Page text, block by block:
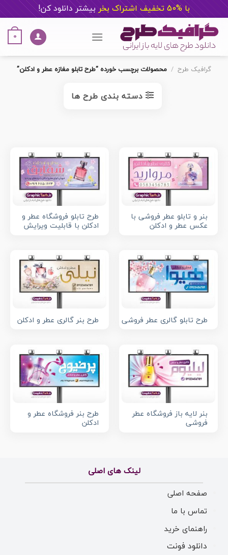
با %50 تخفیف اشتراک بخر بیشتر دانلود کن!
content
0
گرافیک طرح / محصولات برچسب خورده “طرح تابلو مغازه عطر و ادکلن”
دسته بندی طرح ها
بنر و تابلو عطر فروشی با
عکس عطر و ادکلن
طرح تابلو فروشگاه عطر و
ادکلن با قابلیت ویرایش
طرح تابلو گالری عطر فروشی طرح بنر گالری عطر و ادکلن
بنر لایه باز فروشگاه عطر
فروشی
طرح بنر فروشگاه عطر و
ادکلن
لینک های اصلی
صفحه اصلی
تماس با ما
راهنمای خرید
دانلود فونت